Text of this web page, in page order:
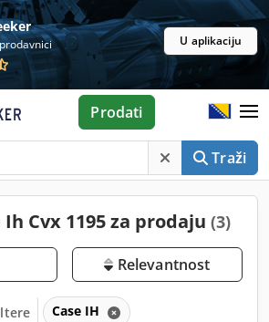
U aplikaciju
Traži
Prodati
Cvx 1195 za prodaju (3)
Relevantnost
Case IH